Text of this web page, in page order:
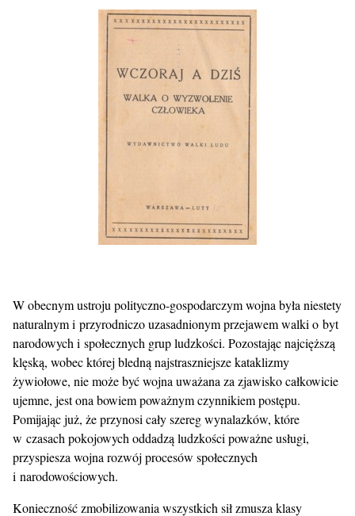
W obecnym ustroju polityczno-gospodarczym wojna była niestety
naturalnym i przyrodniczo uzasadnionym przejawem walki o byt
narodowych i społecznych grup ludzkości. Pozostając najcięższą
klęską, wobec której bledną najstraszniejsze kataklizmy
żywiołowe, nie może być wojna uważana za zjawisko całkowicie
ujemne, jest ona bowiem poważnym czynnikiem postępu.
Pomijając już, że przynosi cały szereg wynalazków, które
w czasach pokojowych oddadzą ludzkości poważne usługi,
przyspiesza wojna rozwój procesów społecznych
i narodowościowych.
Konieczność zmobilizowania wszystkich sił zmusza klasy